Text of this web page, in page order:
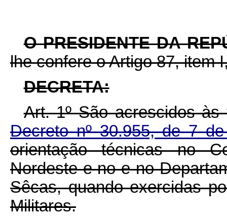
O PRESIDENTE DA
lhe confere o Artigo 87, item
DECRETA:
Art. 1º São acrescidos
Decreto nº 30.955, de 7
orientação técnicas no
Nordeste e no e no
Sêcas, quando exercidas
Militares.